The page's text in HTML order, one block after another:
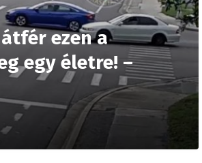
ezen a
egy életre! –